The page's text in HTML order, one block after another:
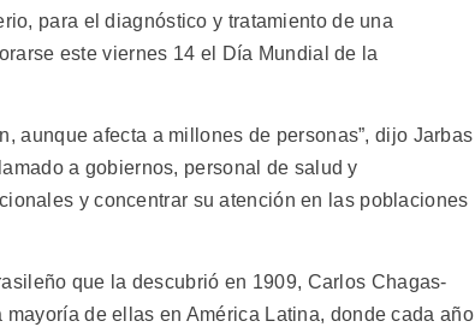
para el diagnóstico y tratamiento de una
este viernes 14 el Día Mundial de la
aunque afecta a millones de personas”, dijo Jarbas
a gobiernos, personal de salud y
y concentrar su atención en las poblaciones
que la descubrió en 1909, Carlos Chagas-
de ellas en América Latina, donde cada año